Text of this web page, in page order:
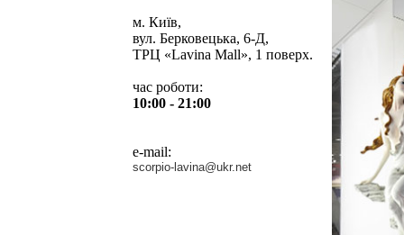
м. Київ,
вул. Берковецька, 6-Д,
ТРЦ «Lavina Mall», 1 поверх.
час роботи:
10:00 - 21:00
e-mail:
scorpio-lavina@ukr.net